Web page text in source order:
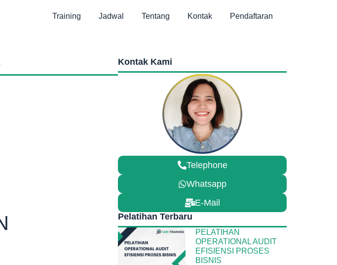
Training Jadwal Tentang Kontak Pendaftaran
Kontak Kami
Telephone
Whatsapp
E-Mail
Pelatihan Terbaru
PELATIHAN
OPERATIONAL AUDIT
EFISIENSI PROSES
BISNIS